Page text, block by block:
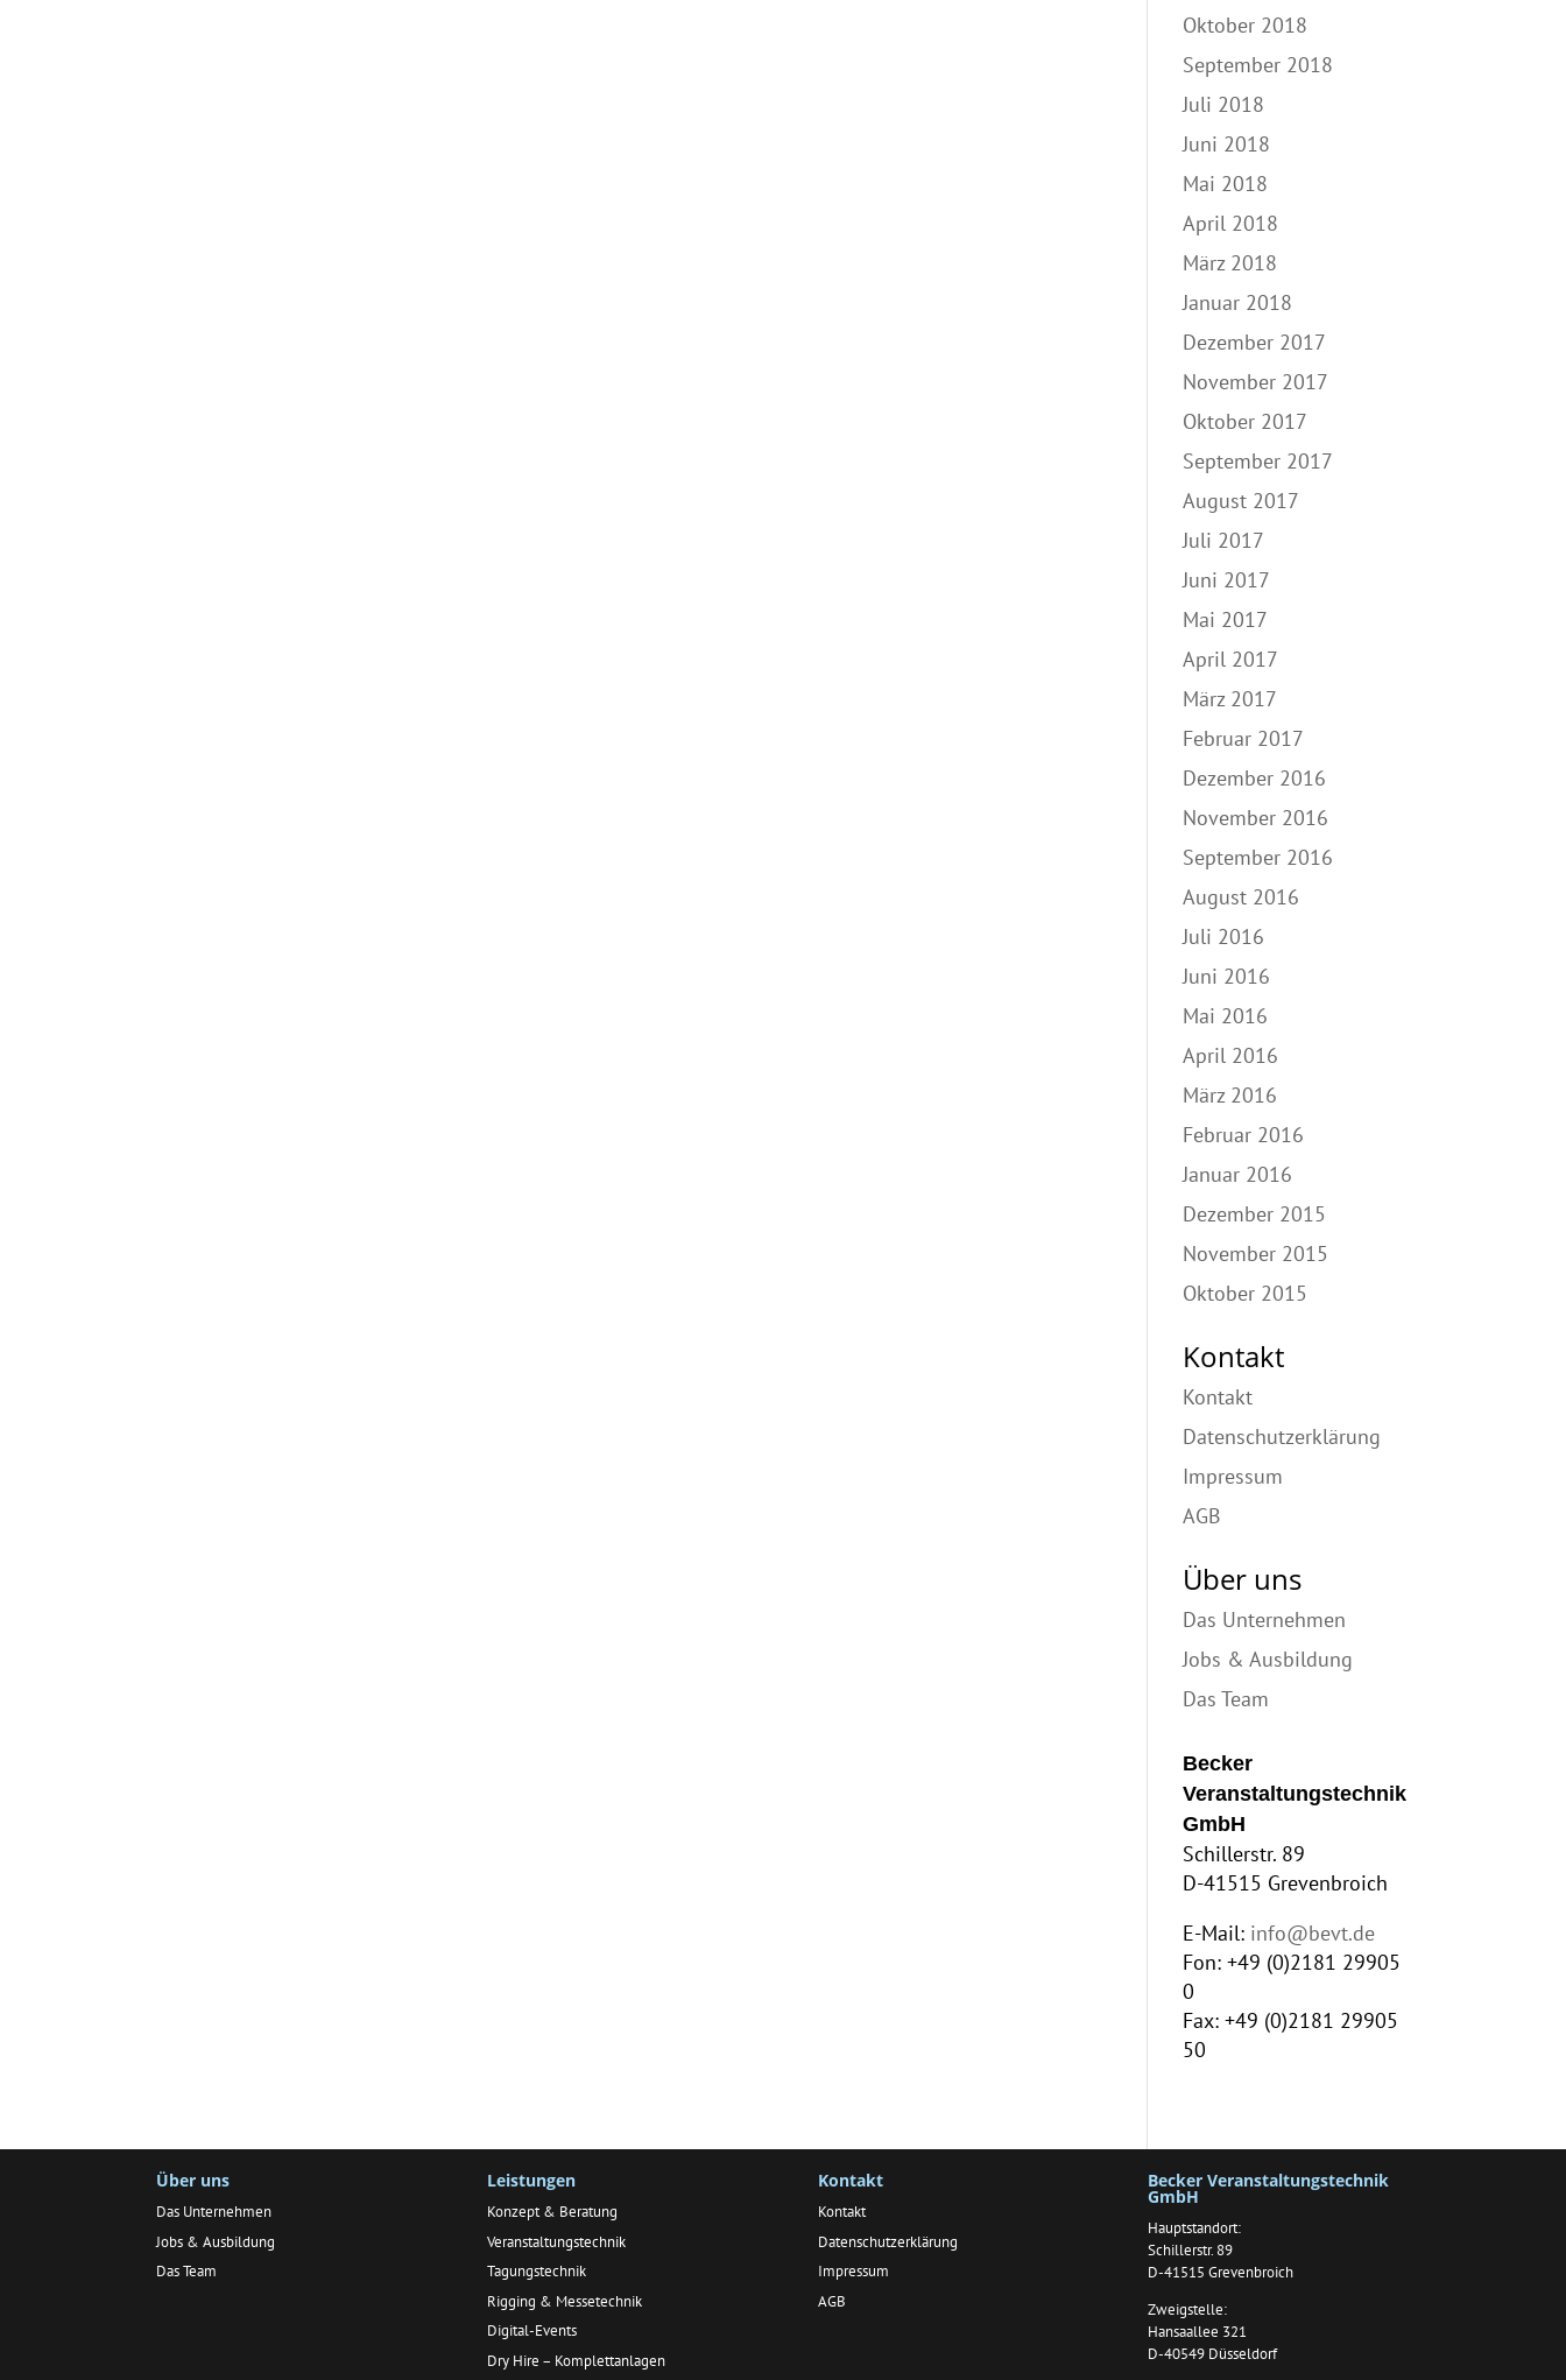
Oktober 2018
September 2018
Juli 2018
Juni 2018
Mai 2018
April 2018
März 2018
Januar 2018
Dezember 2017
November 2017
Oktober 2017
September 2017
August 2017
Juli 2017
Juni 2017
Mai 2017
April 2017
März 2017
Februar 2017
Dezember 2016
November 2016
September 2016
August 2016
Juli 2016
Juni 2016
Mai 2016
April 2016
März 2016
Februar 2016
Januar 2016
Dezember 2015
November 2015
Oktober 2015
Kontakt
Kontakt
Datenschutzerklärung
Impressum
AGB
Über uns
Das Unternehmen
Jobs & Ausbildung
Das Team
Becker
Veranstaltungstechnik
GmbH
Schillerstr. 89
D-41515 Grevenbroich
E-Mail: info@bevt.de
Fon: +49 (0)2181 29905
0
Fax: +49 (0)2181 29905
50
Über uns
Das Unternehmen
Jobs & Ausbildung
Das Team
Leistungen
Konzept & Beratung
Veranstaltungstechnik
Tagungstechnik
Rigging & Messetechnik
Digital-Events
Dry Hire – Komplettanlagen
Kontakt
Kontakt
Datenschutzerklärung
Impressum
AGB
Becker Veranstaltungstechnik
GmbH
Hauptstandort:
Schillerstr. 89
D-41515 Grevenbroich
Zweigstelle:
Hansaallee 321
D-40549 Düsseldorf